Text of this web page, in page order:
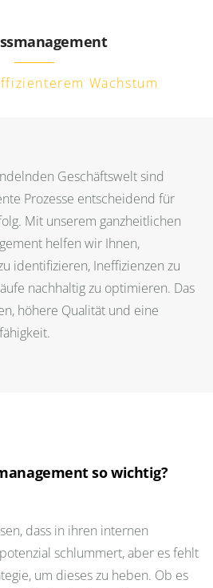
Wachstum
Geschäftswelt sind
Prozesse entscheidend für
Mit unserem ganzheitlichen
helfen wir Ihnen,
identifizieren, Ineffizienzen zu
nachhaltig zu optimieren. Das
höhere Qualität und eine
so wichtig?
dass in ihren internen
schlummert, aber es fehlt
um dieses zu heben. Ob es